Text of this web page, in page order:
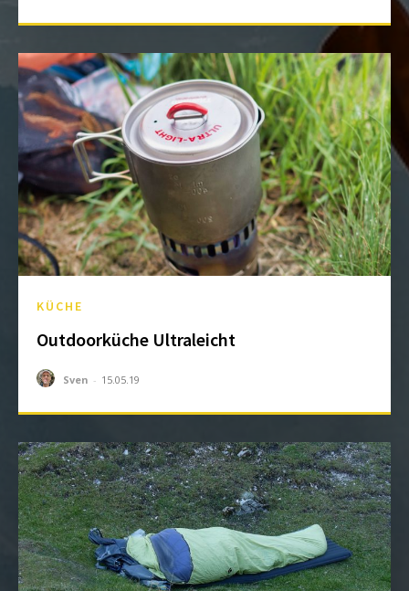
KÜCHE
Outdoorküche Ultraleicht
Sven - 15.05.19